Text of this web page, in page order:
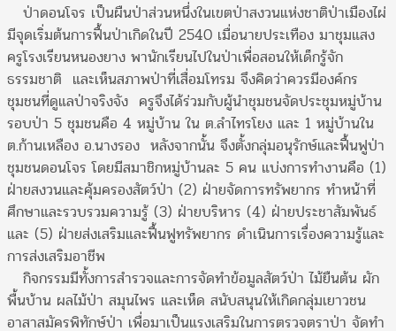
ป่าดอนโจร เป็นผืนป่าส่วนหนึ่งในเขตป่าสงวนแห่งชาติป่าเมืองไผ่
มีจุดเริ่มต้นการฟื้นป่าเกิดในปี 2540 เมื่อนายประเทือง มาชุมแสง
ครูโรงเรียนหนองยาง พานักเรียนไปในป่าเพื่อสอนให้เด็กรู้จัก
ธรรมชาติ และเห็นสภาพป่าที่เสื่อมโทรม จึงคิดว่าควรมีองค์กร
ชุมชนที่ดูแลป่าจริงจัง ครูจึงได้ร่วมกับผู้นำชุมชนจัดประชุมหมู่บ้าน
รอบป่า 5 ชุมชนคือ 4 หมู่บ้าน ใน ต.ลำไทรโยง และ 1 หมู่บ้านใน
ต.ก้านเหลือง อ.นางรอง หลังจากนั้น จึงตั้งกลุ่มอนุรักษ์และฟื้นฟูป่า
ชุมชนดอนโจร โดยมีสมาชิกหมู่บ้านละ 5 คน แบ่งการทำงานคือ (1)
ฝ่ายสงวนและคุ้มครองสัตว์ป่า (2) ฝ่ายจัดการทรัพยากร ทำหน้าที่
ศึกษาและรวบรวมความรู้ (3) ฝ่ายบริหาร (4) ฝ่ายประชาสัมพันธ์
และ (5) ฝ่ายส่งเสริมและฟื้นฟูทรัพยากร ดำเนินการเรื่องความรู้และ
การส่งเสริมอาชีพ
กิจกรรมมีทั้งการสำรวจและการจัดทำข้อมูลสัตว์ป่า ไม้ยืนต้น ผัก
พื้นบ้าน ผลไม้ป่า สมุนไพร และเห็ด สนับสนุนให้เกิดกลุ่มเยาวชน
อาสาสมัครพิทักษ์ป่า เพื่อมาเป็นแรงเสริมในการตรวจตราป่า จัดทำ